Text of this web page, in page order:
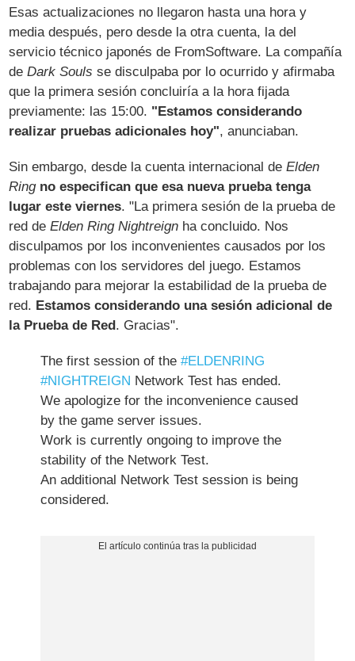
Esas actualizaciones no llegaron hasta una hora y
media después, pero desde la otra cuenta, la del
servicio técnico japonés de FromSoftware. La compañía
deDark Souls se disculpaba por lo ocurrido y afirmaba
que la primera sesión concluiría a la hora fijada
previamente: las 15:00. "Estamos considerando
realizar pruebas adicionales hoy", anunciaban.
Sin embargo, desde la cuenta internacional deElden
Ring no especifican que esa nueva prueba tenga
lugar este viernes. "La primera sesión de la prueba de
red deElden Ring Nightreign ha concluido. Nos
disculpamos por los inconvenientes causados por los
problemas con los servidores del juego. Estamos
trabajando para mejorar la estabilidad de la prueba de
red. Estamos considerando una sesión adicional de
la Prueba de Red. Gracias".
The first session of the#ELDENRING
#NIGHTREIGN Network Test has ended.
We apologize for the inconvenience caused
by the game server issues.
Work is currently ongoing to improve the
stability of the Network Test.
An additional Network Test session is being
considered.